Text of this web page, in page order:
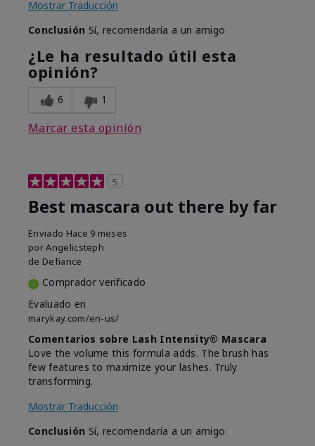
Mostrar Traducción
Conclusión Sí, recomendaría a un amigo
¿Le ha resultado útil esta
opinión?
6 1
Marcar esta opinión
5
Best mascara out there by far
Enviado Hace 9 meses
porAngelicsteph
de Defiance
Comprador verificado
Evaluado en
marykay.com/en-us/
Comentarios sobre Lash Intensity® Mascara
Love the volume this formula adds. The brush has
few features to maximize your lashes. Truly
transforming.
Mostrar Traducción
Conclusión Sí, recomendaría a un amigo